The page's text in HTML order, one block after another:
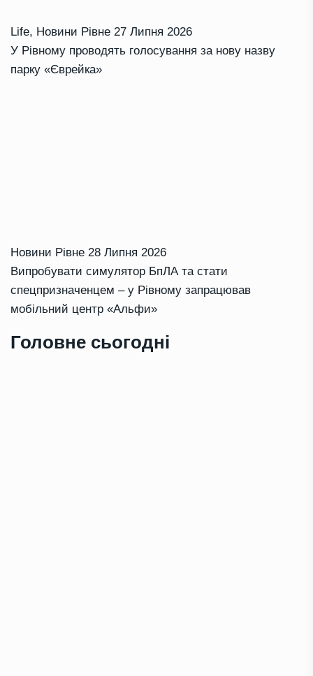
Life, Новини Рівне 27 Липня 2026
У Рівному проводять голосування за нову назву
парку «Єврейка»
Новини Рівне 28 Липня 2026
Випробувати симулятор БпЛА та стати
спецпризначенцем – у Рівному запрацював
мобільний центр «Альфи»
Головне сьогодні